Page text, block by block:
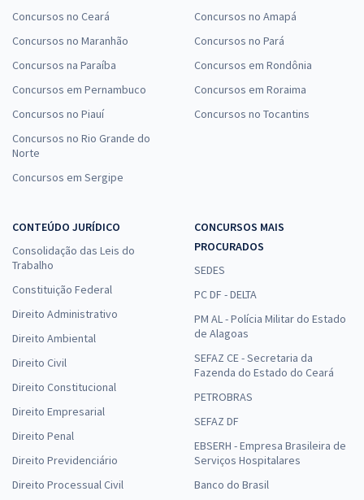
Concursos no Ceará
Concursos no Maranhão
Concursos na Paraíba
Concursos em Pernambuco
Concursos no Piauí
Concursos no Rio Grande do
Norte
Concursos em Sergipe
Concursos no Amapá
Concursos no Pará
Concursos em Rondônia
Concursos em Roraima
Concursos no Tocantins
CONTEÚDO JURÍDICO
Consolidação das Leis do
Trabalho
Constituição Federal
Direito Administrativo
Direito Ambiental
Direito Civil
Direito Constitucional
Direito Empresarial
Direito Penal
Direito Previdenciário
Direito Processual Civil
CONCURSOS MAIS
PROCURADOS
SEDES
PC DF - DELTA
PM AL - Polícia Militar do Estado
de Alagoas
SEFAZ CE - Secretaria da
Fazenda do Estado do Ceará
PETROBRAS
SEFAZ DF
EBSERH - Empresa Brasileira de
Serviços Hospitalares
Banco do Brasil